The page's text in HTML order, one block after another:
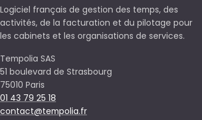
Logiciel français de gestion des temps, des
activités, de la facturation et du pilotage pour
les cabinets et les organisations de services.
Tempolia SAS
51 boulevard de Strasbourg
75010 Paris
01 43 79 25 18
contact@tempolia.fr